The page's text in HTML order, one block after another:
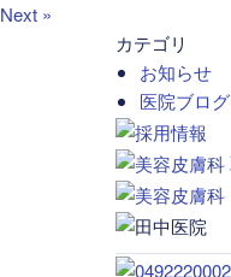
Next »
カテゴリ
お知らせ
医院ブログ